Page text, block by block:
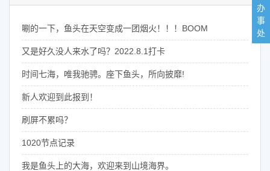
唰的一下，鱼头在天空变成一团烟火！！！BOOM
又是好久没人来水了吗？2022.8.1打卡
时间七海，唯我驰骋。座下鱼头，所向披靡!
新人欢迎到此报到！
刷屏不累吗？
1020节点记录
我是鱼头上的大海，欢迎来到山境海界。
办
事
处